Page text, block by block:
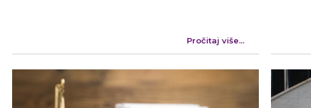
Pročitaj više...